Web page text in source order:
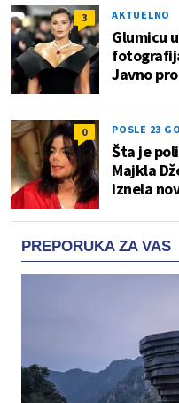
3 AKTUELNO
Glumicu
Javno
0 POSLE 23
Šta je
Majkla
iznela
PREPORUKA ZA VAS